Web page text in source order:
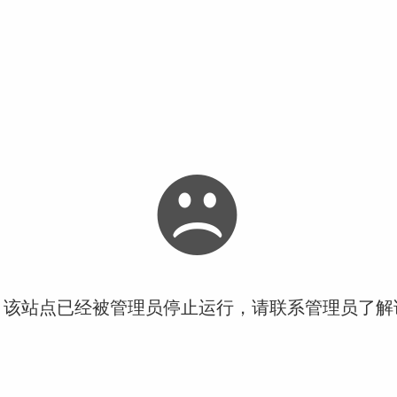
站点已经被管理员停止运行，请联系管理员了